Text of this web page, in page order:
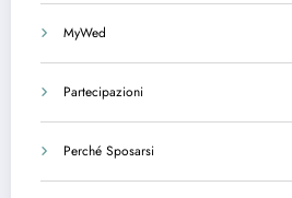
MyWed
Partecipazioni
Perché Sposarsi